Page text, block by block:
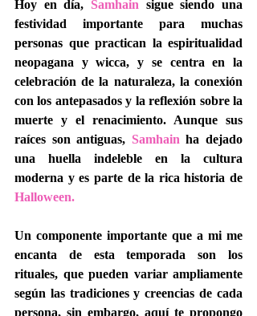
Hoy en día, Samhain sigue siendo una
festividad importante para muchas
personas que practican la espiritualidad
neopagana y wicca, y se centra en la
celebración de la naturaleza, la conexión
con los antepasados ​​y la reflexión sobre la
muerte y el renacimiento. Aunque sus
raíces son antiguas, Samhain ha dejado
una huella indeleble en la cultura
Halloween.
Un componente importante que a mi me
encanta de esta temporada son los
rituales, que pueden variar ampliamente
según las tradiciones y creencias de cada
persona, sin embargo, aquí te propongo